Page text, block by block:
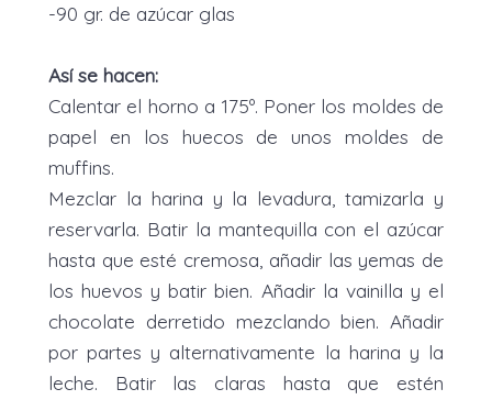
-90 gr. de azúcar glas
Así se hacen:
Calentar el horno a 175º. Poner los moldes de
papel en los huecos de unos moldes de
muffins.
Mezclar la harina y la levadura, tamizarla y
reservarla. Batir la mantequilla con el azúcar
hasta que esté cremosa, añadir las yemas de
los huevos y batir bien. Añadir la vainilla y el
chocolate derretido mezclando bien. Añadir
por partes y alternativamente la harina y la
leche. Batir las claras hasta que estén